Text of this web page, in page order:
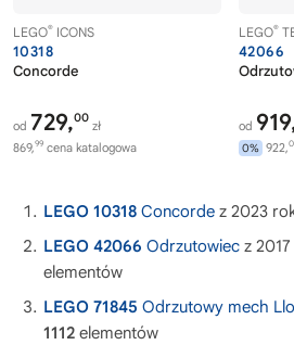
LEGO® ICONS
10318
Concorde
od 729,00
zł
869,99 cena katalogowa
LEGO®
42066
od
0% 922,
LEGO 10318 Concorde z 2023
LEGO 42066 Odrzutowiec z
elementów
LEGO 71845 Odrzutowy mech
1112 elementów